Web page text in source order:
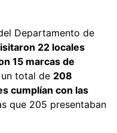
Departamento de
22 locales
15 marcas de
total de 208
cumplían con las
que 205 presentaban